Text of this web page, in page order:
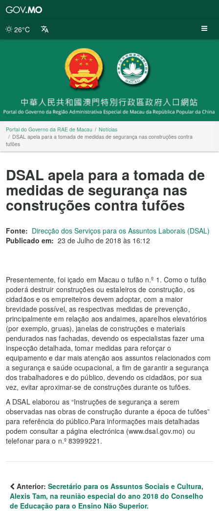
da
26°C
Portal do Governo da RAE de Macau
Notícias
DSAL apela para a tomada de medidas de segurança nas construções contra
tufões
DSAL apela para a tomada de
medidas de segurança nas
construções contra tufões
Fonte: Direcção dos Serviços para os Assuntos Laborais (DSAL)
Publicado em: 23 de Julho de 2018 às 16:12
Presentemente, foi içado em Macau o tufão n.º 1. Como o tufão
poderá destruir construções ou estaleiros de construção, os
cidadãos e os empreiteiros devem adoptar, com a maior
brevidade possível, as respectivas medidas de prevenção,
principalmente em relação aos andaimes, aparelhos elevatórios
(por exemplo, gruas), janelas de construções e materiais
pendurados nas fachadas, devendo os especialistas fazer uma
inspecção detalhada, tomar medidas para reforçar o
equipamento e dar mais atenção aos assuntos relacionados com
a segurança e saúde ocupacional, a fim de garantir a segurança
dos trabalhadores e do público, devendo os cidadãos, por sua
vez, evitar aproximar-se de construções durante os tufões.
A DSAL elaborou as “Instruções de segurança a serem
observadas nas obras de construção durante a época de tufões”
para referência do público.Para informações mais detalhadas
podem consultar a página electrónica (www.dsal.gov.mo) ou
telefonar para o n.º 83999221.
Anterior: Secretário para os Assuntos Sociais e Cultura,
Alexis Tam, na reunião especial do ano 2018 do Conselho
de Educação para o Ensino Não Superior.